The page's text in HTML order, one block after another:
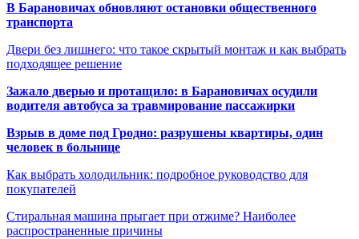
В Барановичах обновляют остановки общественного
транспорта
Двери без лишнего: что такое скрытый монтаж и как выбрать
подходящее решение
Зажало дверью и протащило: в Барановичах осудили
водителя автобуса за травмирование пассажирки
Взрыв в доме под Гродно: разрушены квартиры, один
человек в больнице
Как выбрать холодильник: подробное руководство для
покупателей
Стиральная машина прыгает при отжиме? Наиболее
распространенные причины